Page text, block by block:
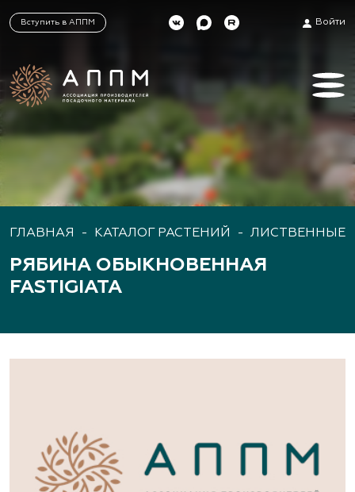
Вступить в АППМ Войти
ГЛАВНАЯ - КАТАЛОГ РАСТЕНИЙ - ЛИСТВЕННЫЕ
РЯБИНА ОБЫКНОВЕННАЯ
FASTIGIATA